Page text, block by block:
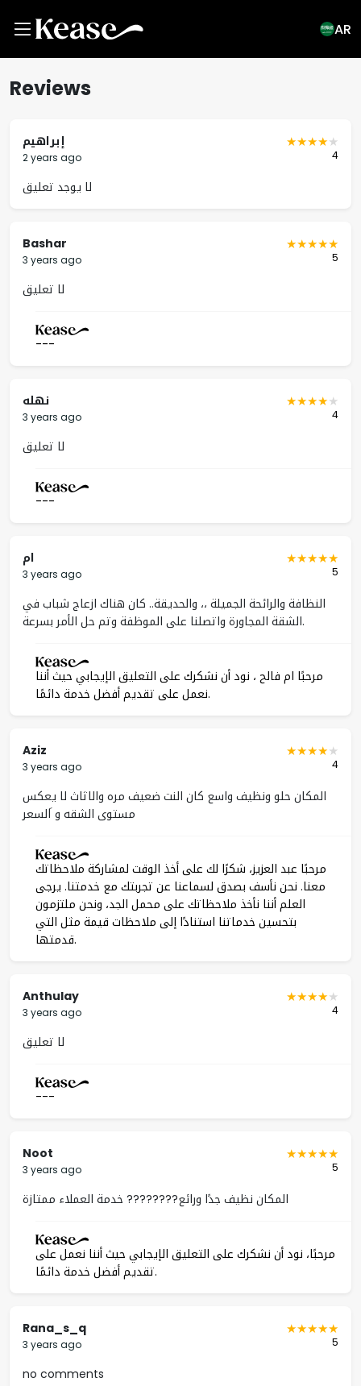
AR
Reviews
إبراهيم
2 years ago 4
لا يوجد تعليق
Bashar
3 years ago 5
لا تعليق
---
نهله
3 years ago 4
لا تعليق
---
ام
3 years ago 5
النظافة والرائحة الجميلة ،، والحديقة.. كان هناك ازعاج شباب في
الشقة المجاورة واتصلنا على الموظفة وتم حل الأمر بسرعة.
مرحبًا ام فالح ، نود أن نشكرك على التعليق الإيجابي حيث أننا
نعمل على تقديم أفضل خدمة دائمًا.
Aziz
3 years ago 4
المكان حلو ونظيف واسع كان النت ضعيف مره والاثاث لا يعكس
مستوى الشقه و َالسعر
مرحبًا عبد العزيز، شكرًا لك على أخذ الوقت لمشاركة ملاحظاتك
معنا. نحن نأسف بصدق لسماعنا عن تجربتك مع خدمتنا. يرجى
العلم أننا نأخذ ملاحظاتك على محمل الجد، ونحن ملتزمون
بتحسين خدماتنا استنادًا إلى ملاحظات قيمة مثل التي
قدمتها.
Anthulay
3 years ago 4
لا تعليق
---
Noot
3 years ago 5
المكان نظيف جدًا ورائع???????? خدمة العملاء ممتازة
مرحبًا، نود أن نشكرك على التعليق الإيجابي حيث أننا نعمل على
تقديم أفضل خدمة دائمًا.
Rana_s_q
3 years ago 5
no comments